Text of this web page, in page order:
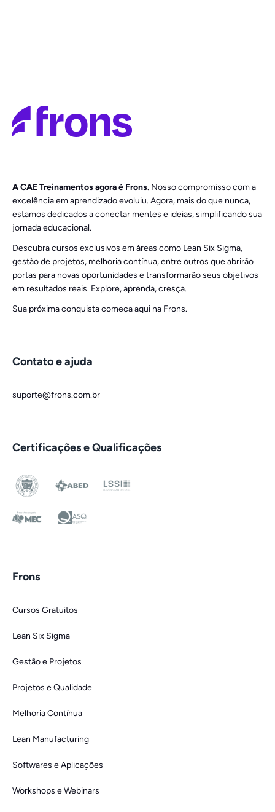
A CAE Treinamentos agora é Frons. Nosso compromisso com a
excelência em aprendizado evoluiu. Agora, mais do que nunca,
estamos dedicados a conectar mentes e ideias, simplificando sua
jornada educacional.
Descubra cursos exclusivos em áreas como Lean Six Sigma,
gestão de projetos, melhoria contínua, entre outros que abrirão
portas para novas oportunidades e transformarão seus objetivos
em resultados reais. Explore, aprenda, cresça.
Sua próxima conquista começa aqui na Frons.
Contato e ajuda
suporte@frons.com.br
Certificações e Qualificações
Frons
Cursos Gratuitos
Lean Six Sigma
Gestão e Projetos
Projetos e Qualidade
Melhoria Contínua
Lean Manufacturing
Softwares e Aplicações
Workshops e Webinars